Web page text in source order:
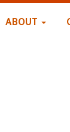
ABOUT